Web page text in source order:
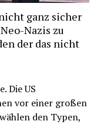
ganz sicher
Nazis zu
der das nicht
Die US
vor einer großen
den Typen,